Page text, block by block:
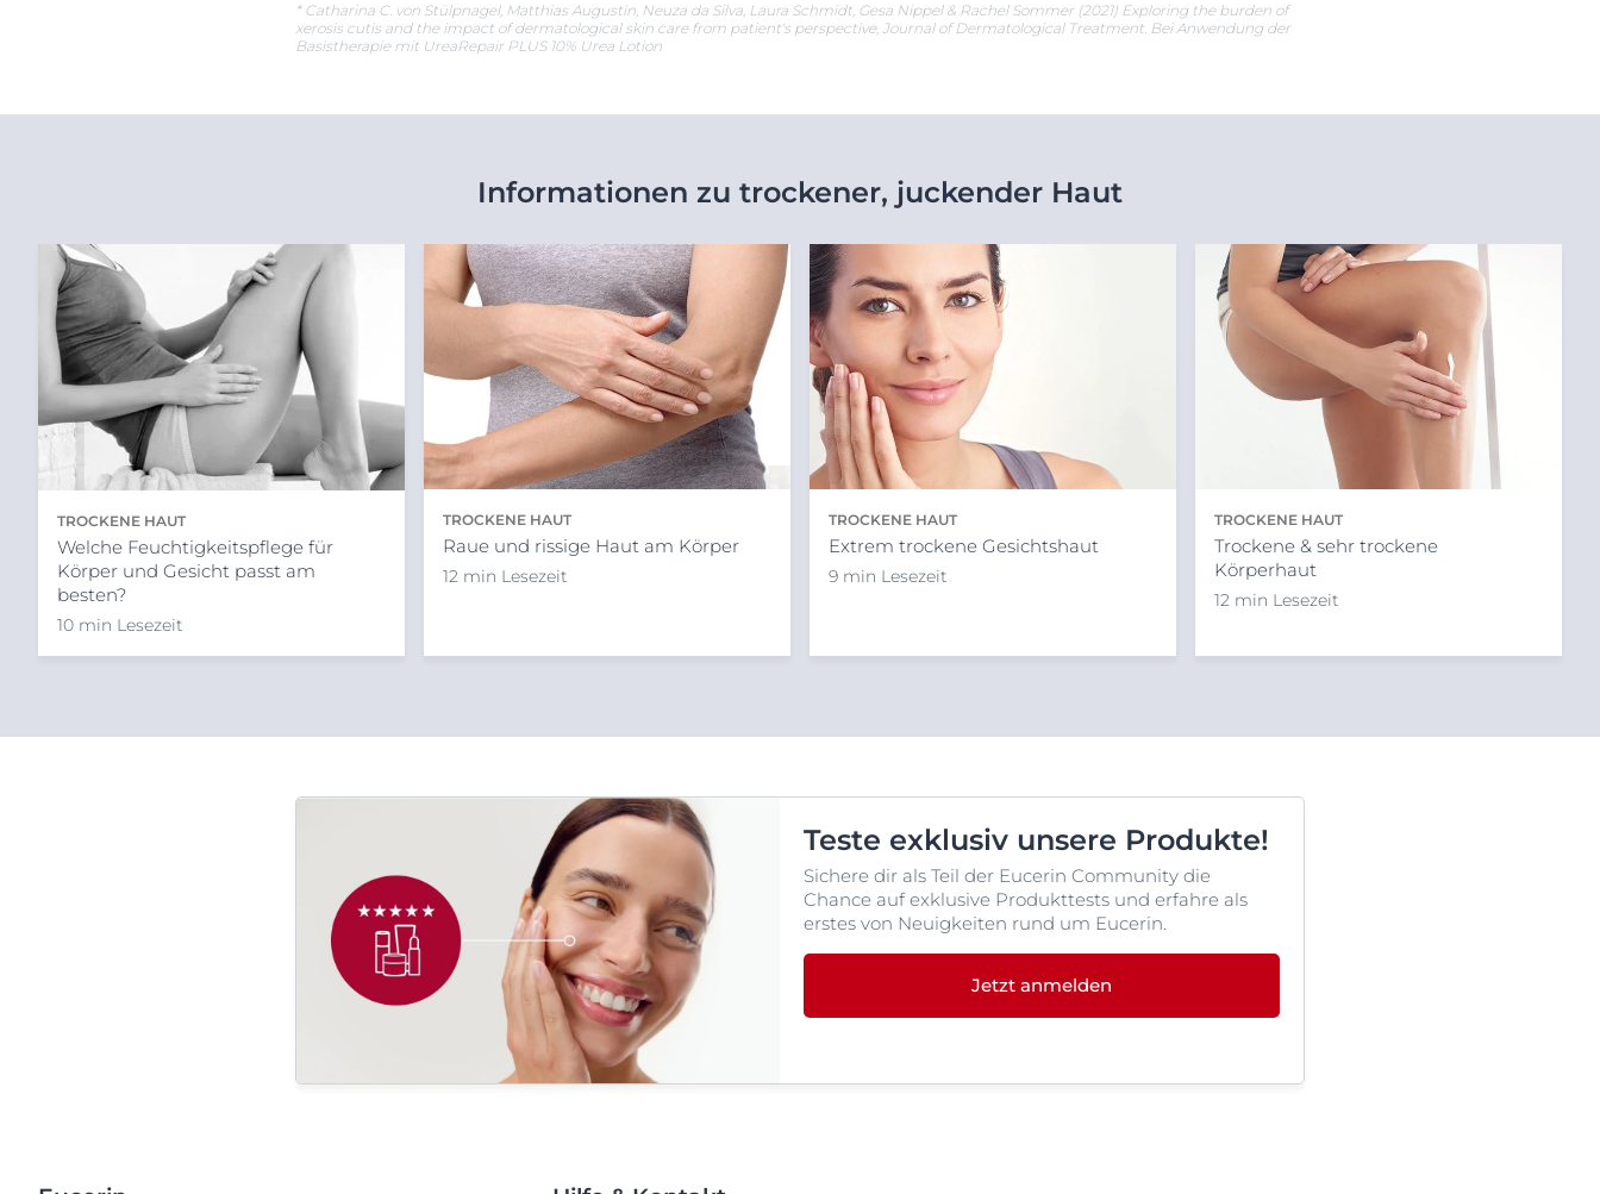
* Catharina C. von Stülpnagel, Matthias Augustin, Neuza da Silva, Laura Schmidt, Gesa Nippel & Rachel Sommer (2021) Exploring the burden of
xerosis cutis and the impact of dermatological skin care from patient's perspective, Journal of Dermatological Treatment. Bei Anwendung der
Basistherapie mit UreaRepair PLUS 10% Urea Lotion
Informationen zu trockener, juckender Haut
TROCKENE HAUT
Welche Feuchtigkeitspflege für
Körper und Gesicht passt am
besten?
10 min Lesezeit
TROCKENE HAUT
Raue und rissige Haut am Körper
12 min Lesezeit
TROCKENE HAUT
Extrem trockene Gesichtshaut
9 min Lesezeit
TROCKENE HAUT
Trockene & sehr trockene
Körperhaut
12 min Lesezeit
Teste exklusiv unsere Produkte!
Sichere dir als Teil der Eucerin Community die
Chance auf exklusive Produkttests und erfahre als
erstes von Neuigkeiten rund um Eucerin.
Jetzt anmelden